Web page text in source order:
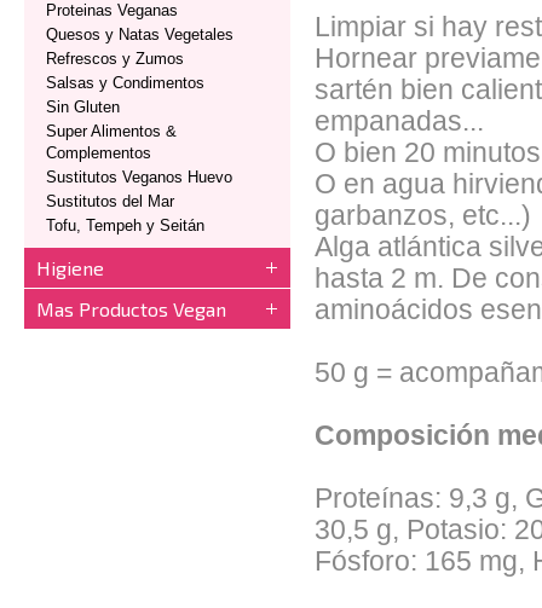
Proteinas Veganas
Quesos y Natas Vegetales
Refrescos y Zumos
Salsas y Condimentos
Sin Gluten
Super Alimentos &
Complementos
Sustitutos Veganos Huevo
Sustitutos del Mar
Tofu, Tempeh y Seitán
Higiene
Mas Productos Vegan
Limpiar si hay
Hornear
sartén bien
empanadas...
O bien 20
O en agua
garbanzos, etc...)
Alga atlántica
hasta 2 m. De
aminoácidos
50 g =
Composición
Proteínas: 9,3 g,
30,5 g, Potasio:
Fósforo: 165 mg,